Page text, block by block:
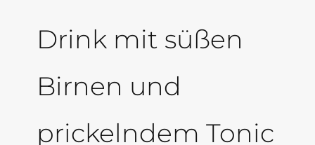
Drink mit süßen
Birnen und
prickelndem Tonic